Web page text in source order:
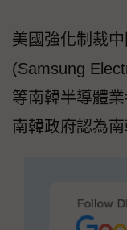
美國強化制裁
(Samsung
等南韓半導體
南韓政府認為